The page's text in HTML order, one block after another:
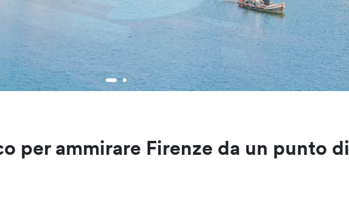
per ammirare Firenze da un punto di